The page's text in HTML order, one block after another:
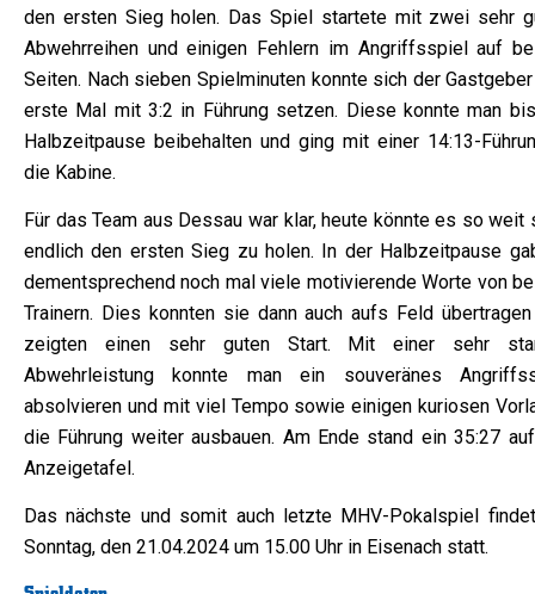
den ersten Sieg holen. Das Spiel startete mit zwei sehr
Abwehrreihen und einigen Fehlern im Angriffsspiel auf
Seiten. Nach sieben Spielminuten konnte sich der
erste Mal mit 3:2 in Führung setzen. Diese konnte man
Halbzeitpause beibehalten und ging mit einer 14:13-
die Kabine.
Für das Team aus Dessau war klar, heute könnte es so weit
endlich den ersten Sieg zu holen. In der Halbzeitpause
dementsprechend noch mal viele motivierende Worte von
Trainern. Dies konnten sie dann auch aufs Feld
zeigten einen sehr guten Start. Mit einer sehr
Abwehrleistung konnte man ein souveränes
absolvieren und mit viel Tempo sowie einigen kuriosen
die Führung weiter ausbauen. Am Ende stand ein 35:27
Anzeigetafel.
Das nächste und somit auch letzte MHV-Pokalspiel
Sonntag, den 21.04.2024 um 15.00 Uhr in Eisenach statt.